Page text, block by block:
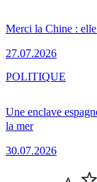
Merci la Chine :
27.07.2026
Une enclave
la mer
30.07.2026
POLITIQUE